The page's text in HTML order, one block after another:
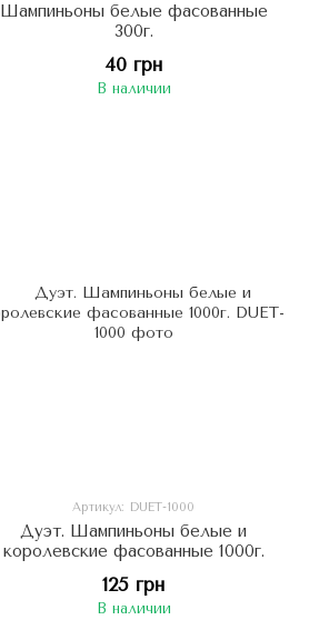
Шампиньоны белые фасованные
300г.
40 грн
В наличии
Артикул: DUET-1000
Дуэт. Шампиньоны белые и
королевские фасованные 1000г.
125 грн
В наличии